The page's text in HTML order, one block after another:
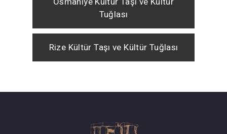
Tuğlası
Rize Kültür Taşı ve Kültür Tuğlası